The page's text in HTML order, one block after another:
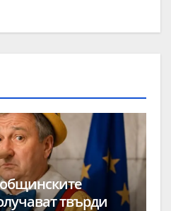
общинските
твърди